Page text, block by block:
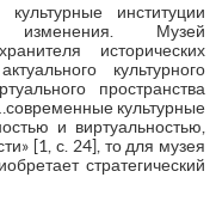
институции
изменения. Музей
исторических
культурного
пространства
культурные
и виртуальностью,
[1, с. 24], то для музея
стратегический